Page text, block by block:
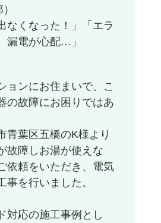
なくなった！」「エラ
漏電が心配…」
ョンにお住まいで、こ
の故障にお困りではあ
青葉区五橋のK様より
故障しお湯が使えな
依頼をいただき、電気
事を行いました。
対応の施工事例とし